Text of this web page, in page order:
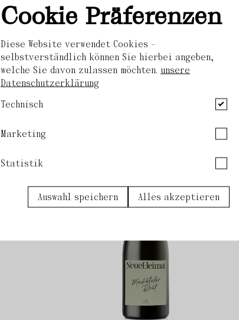
INTUITION
Muskateller
Zur Shopseite
Cookie Präferenzen
Diese Website verwendet Cookies -
selbstverständlich können Sie hierbei angeben,
welche Sie davon zulassen möchten. unsere
Datenschutzerklärung
Technisch
Marketing
Statistik
Auswahl speichern Alles akzeptieren